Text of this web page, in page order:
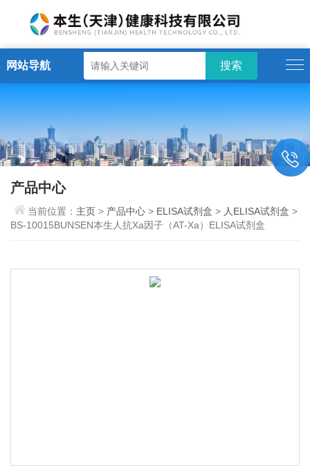
网站导航
产品中心
当前位置： 主页> 产品中心 > ELISA试剂盒 > 人ELISA试剂盒 >
BS-10015BUNSEN本生人抗Xa因子（AT-Xa）ELISA试剂盒